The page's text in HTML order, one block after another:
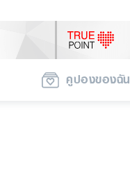
คูปองของฉัน